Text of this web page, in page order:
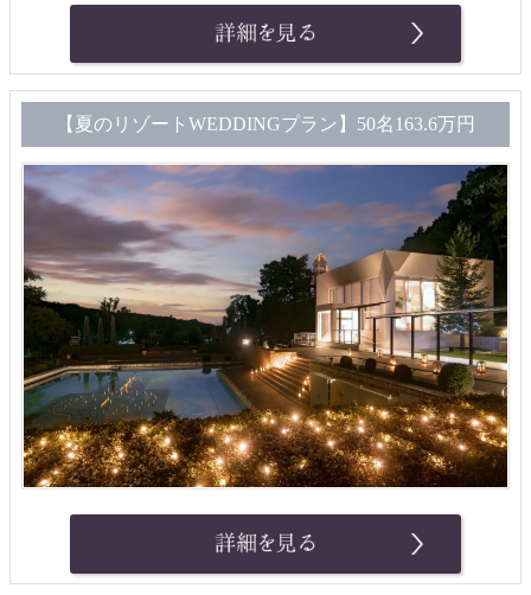
【夏のリゾートWEDDINGプラン】50名163.6万円